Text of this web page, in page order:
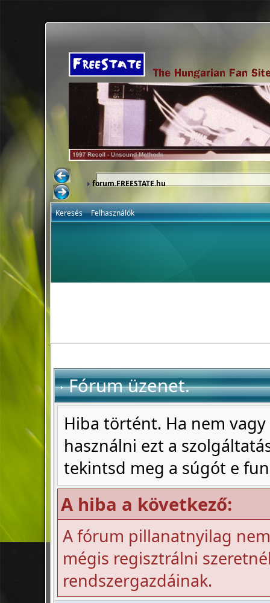
forum.FREESTATE.hu
Keresés Felhasználók
Fórum üzenet.
Hiba történt. Ha nem
használni ezt a
tekintsd meg a súgót e
A hiba a következő:
A fórum pillanatnyilag
mégis regisztrálni
rendszergazdáinak.